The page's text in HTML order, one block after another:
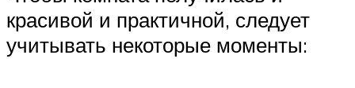
красивой и практичной, следует
учитывать некоторые моменты: